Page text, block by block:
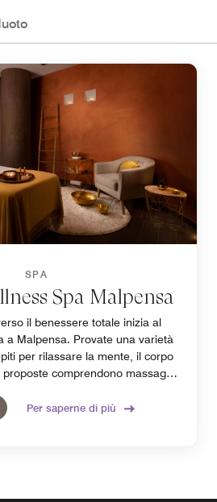
SPA
Spa Malpensa
il benessere totale inizia al
a Malpensa. Provate una varietà
per rilassare la mente, il corpo
comprendono massaggi
high-tech e servizi di bellezza.
Per saperne di più